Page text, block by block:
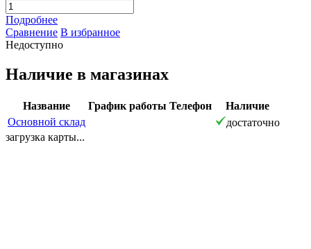
Подробнее
Сравнение В избранное
Недоступно
Наличие в магазинах
Название График работы Телефон
Наличие
Основной склад
достаточно
загрузка карты...